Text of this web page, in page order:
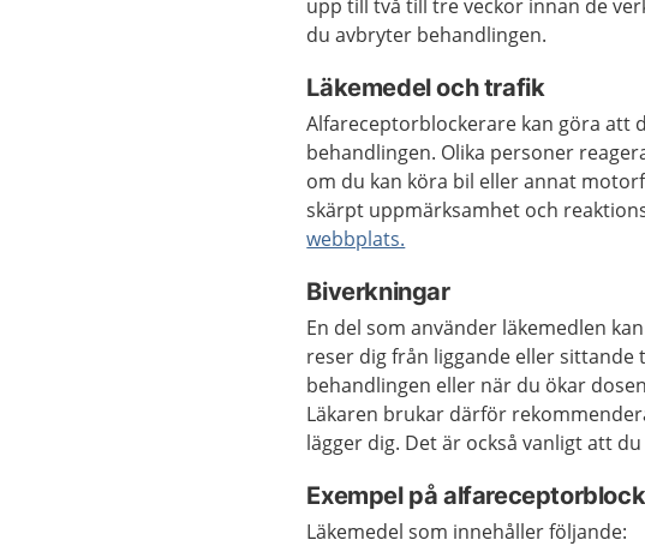
upp till två till tre veckor innan de
du avbryter behandlingen.
Läkemedel och trafik
Alfareceptorblockerare kan göra att
behandlingen. Olika personer
om du kan köra bil eller annat
skärpt uppmärksamhet och
webbplats.
Biverkningar
En del som använder läkemedlen
reser dig från liggande eller sittande
behandlingen eller när du ökar
Läkaren brukar därför
lägger dig. Det är också vanligt att
Exempel på
Läkemedel som innehåller följande: